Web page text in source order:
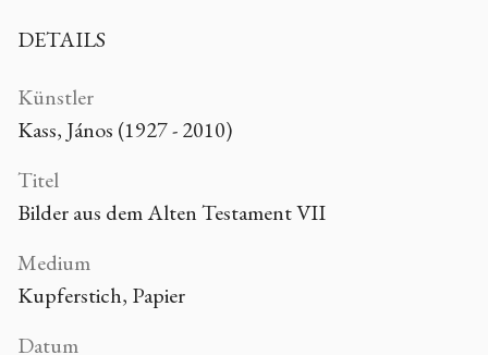
DETAILS
Künstler
Kass, János (1927 - 2010)
Titel
Bilder aus dem Alten Testament VII
Medium
Kupferstich, Papier
Datum